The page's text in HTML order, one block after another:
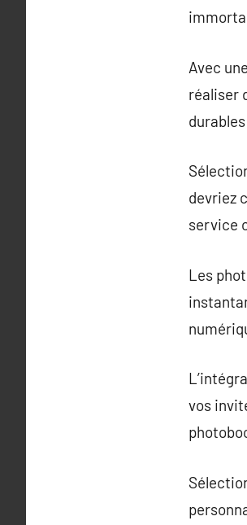
Avec
réaliser
devriez
service
Les
vos